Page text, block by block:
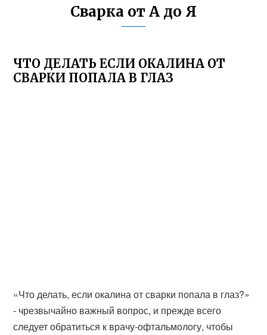
Сварка от А до Я
ЧТО ДЕЛАТЬ ЕСЛИ ОКАЛИНА ОТ
СВАРКИ ПОПАЛА В ГЛАЗ
«Что делать, если окалина от сварки попала в глаз?»
- чрезвычайно важный вопрос, и прежде всего
следует обратиться к врачу-офтальмологу, чтобы